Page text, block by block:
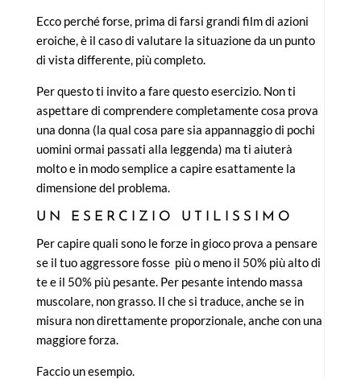
Ecco perché forse, prima di farsi grandi film di azioni
eroiche, è il caso di valutare la situazione da un punto
di vista differente, più completo.
Per questo ti invito a fare questo esercizio. Non ti
aspettare di comprendere completamente cosa prova
una donna (la qual cosa pare sia appannaggio di pochi
uomini ormai passati alla leggenda) ma ti aiuterà
molto e in modo semplice a capire esattamente la
dimensione del problema.
UN ESERCIZIO UTILISSIMO
Per capire quali sono le forze in gioco prova a pensare
se il tuo aggressore fosse più o meno il 50% più alto di
te e il 50% più pesante. Per pesante intendo massa
muscolare, non grasso. Il che si traduce, anche se in
misura non direttamente proporzionale, anche con una
maggiore forza.
Faccio un esempio.